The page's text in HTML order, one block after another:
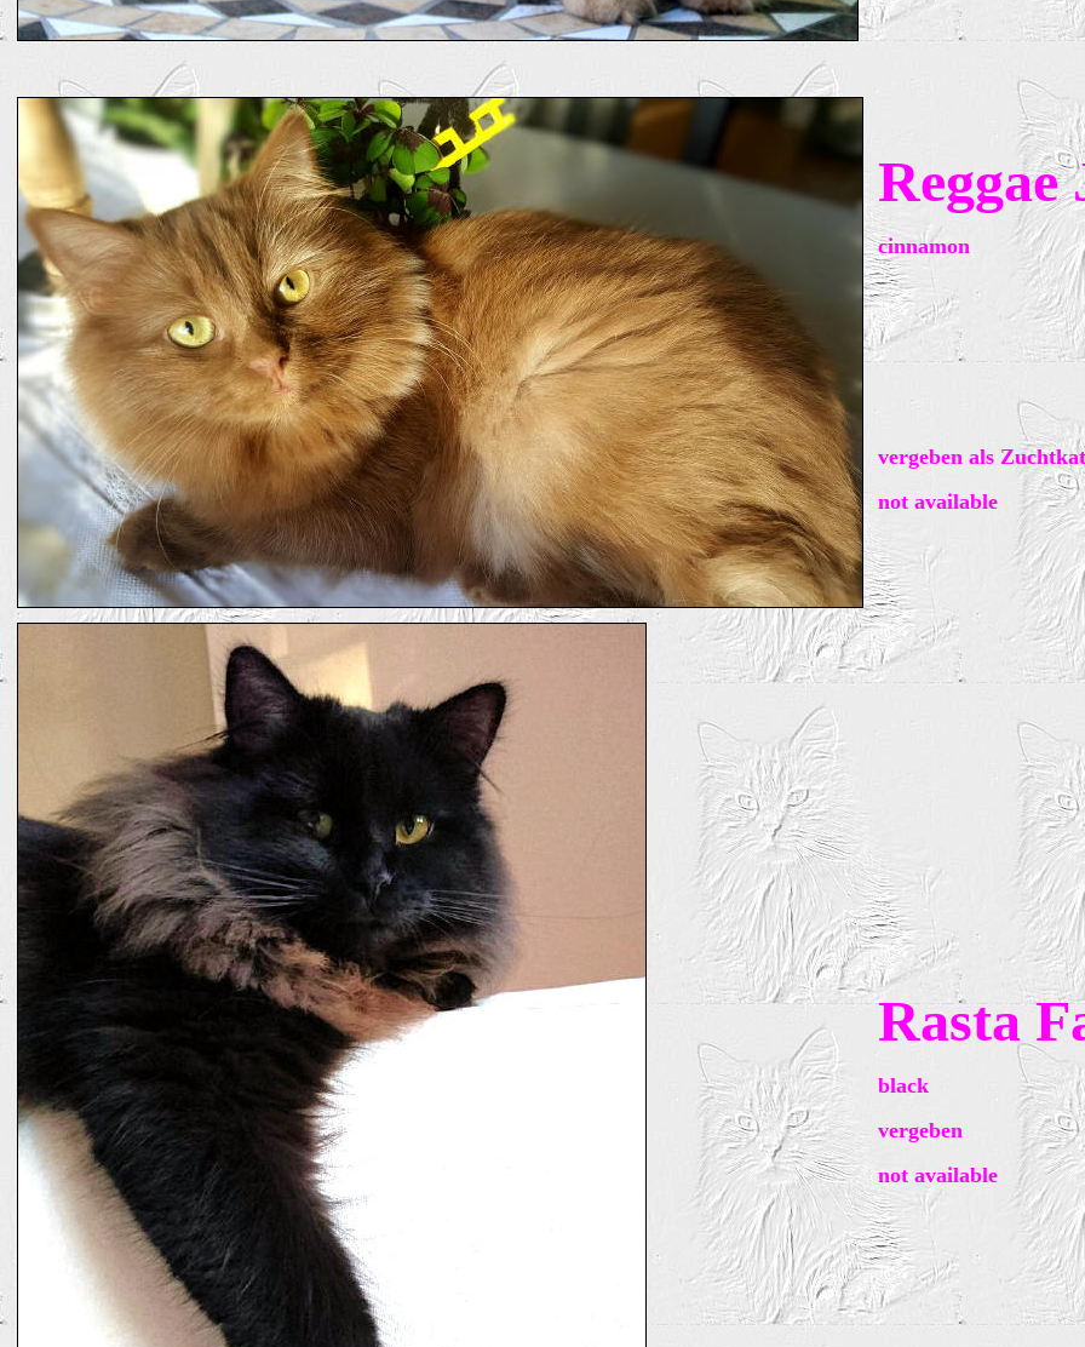
Reggae
cinnamon
vergeben als
not available
Rasta
black
vergeben
not available